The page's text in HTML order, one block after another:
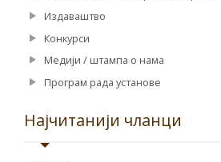
Издаваштво
Конкурси
Медији / штампа о нама
Програм рада установе
Најчитанији чланци